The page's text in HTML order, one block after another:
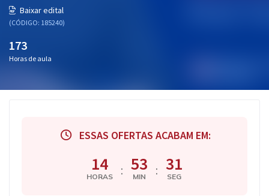
Aprovados
Baixar edital
(CÓDIGO: 185240)
173
Horas de aula
ESSAS OFERTAS ACABAM EM:
14
HORAS : 53
MIN : 30
SEG